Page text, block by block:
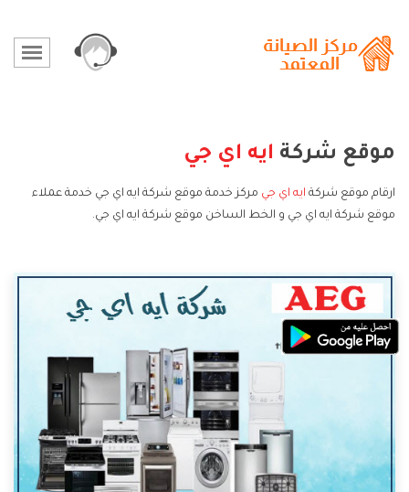
موقع شركة ايه اي جي
ارقام موقع شركة ايه اي جي مركز خدمة موقع شركة ايه اي جي خدمة عملاء
موقع شركة ايه اي جي و الخط الساخن موقع شركة ايه اي جي.